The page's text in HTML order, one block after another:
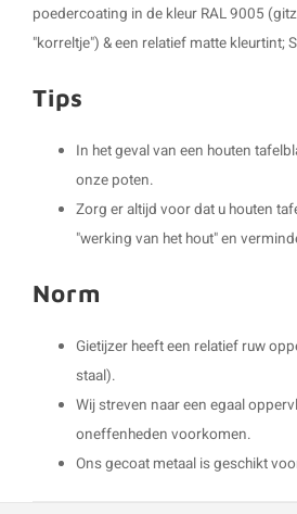
poedercoating in de kleur RAL 9005
"korreltje") & een relatief matte kleurtint;
Tips
In het geval van een houten
onze poten.
Zorg er altijd voor dat u houten
"werking van het hout" en
Norm
Gietijzer heeft een relatief ruw
staal).
Wij streven naar een egaal
oneffenheden voorkomen.
Ons gecoat metaal is geschikt